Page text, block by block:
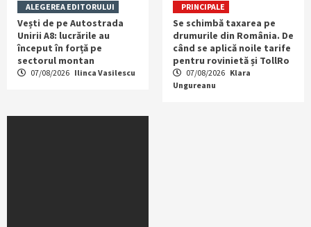
ALEGEREA EDITORULUI
Vești de pe Autostrada
Unirii A8: lucrările au
început în forță pe
sectorul montan
07/08/2026 Ilinca Vasilescu
PRINCIPALE
Se schimbă taxarea pe
drumurile din România. De
când se aplică noile tarife
pentru rovinietă și TollRo
07/08/2026 Klara
Ungureanu